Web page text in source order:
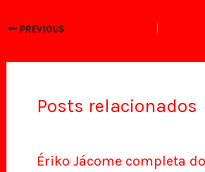
PREVIOUS
Posts relacionados
Ériko Jácome completa